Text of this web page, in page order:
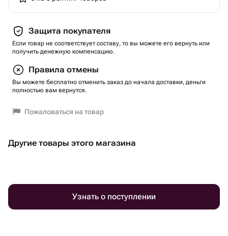
- на Новый год и другие праздники
- как подарок в детский сад
- для мастер-класса в группе
- для творческих занятий дома
Почему детям это нравится:
- интересно раскрашивать не обычную плоскую
усидчивость
Почему это удобно для родителей и воспитателей:
- готовая идея для необычного подарка
Защита покупателя
Если товар не соответствует составу, то вы можете его вернуть или
получить денежную компенсацию.
Правила отмены
Вы можете бесплатно отменить заказ до начала доставки, деньги
полностью вам вернутся.
Пожаловаться на товар
Другие товары этого магазина
Узнать о поступлении